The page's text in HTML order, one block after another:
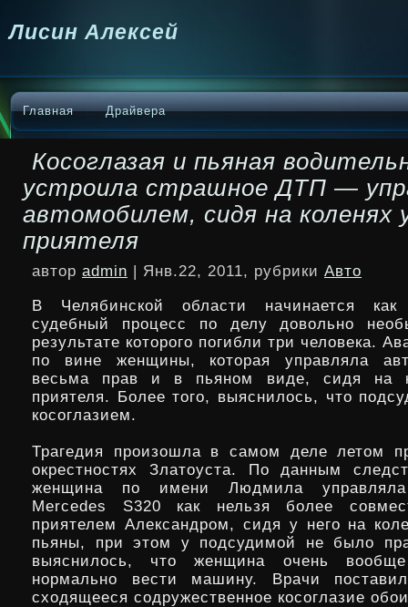
Лисин Алексей
Главная Драйвера
Косоглазая и пьяная
устроила страшное ДТП —
автомобилем, сидя на коленях
приятеля
автор admin | Янв.22, 2011, рубрики Авто
В Челябинской области начинается
судебный процесс по делу довольно
результате которого погибли три человека.
по вине женщины, которая управляла
весьма прав и в пьяном виде, сидя на
приятеля. Более того, выяснилось, что
косоглазием.
Трагедия произошла в самом деле летом
окрестностях Златоуста. По данным
женщина по имени Людмила управляла
Mercedes S320 как нельзя более
приятелем Александром, сидя у него на
пьяны, при этом у подсудимой не было
выяснилось, что женщина очень
нормально вести машину. Врачи
сходящееся содружественное косоглазие